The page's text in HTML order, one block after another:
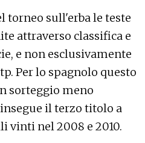
torneo sull'erba le teste
attraverso classifica e
e non esclusivamente
Per lo spagnolo questo
sorteggio meno
il terzo titolo a
vinti nel 2008 e 2010.